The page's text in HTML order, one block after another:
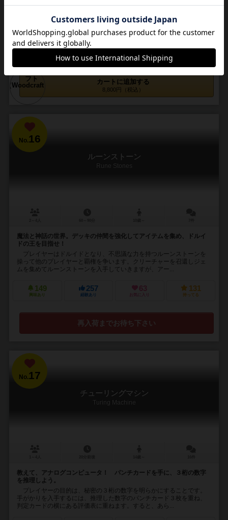
工作を楽しむ
ダイスは木材。しかし枝として植木鉢に入れ、ダイスの目を育てるこ
ともできる。 アクションは、回転するホイール内でのタイルドラフト
という珍しい形。穴から見えるミニボーナスを...
154 308
経験あり
77
お気に入り
177
カートに追加する
8,800円（税込）
No. 16
ルーンストーン
Rune Stones
魔法と神話の世界。デッキの仲間を強化してアイテムを集め、ドルイ
ドの王を目指せ！
プレイヤーはドルイドとなり、不思議な力を持つルーンストーンを
操って他のプレイヤーと覇権を争います。クリーチャーを召還しジェ
ムを集めてルーンストーンを入手していきますが、アー...
149
興味あり
257
経験あり
63
お気に入り
131
持ってる
再入荷までお待ち下さい
No.17
チューリングマシン
Turing Machine
教えて、アナログコンピュータ！ パンチカードを手に、３桁の数字
を推理しよう。
プレイヤーの目的は、秘密の３桁の数字を明らかにすることです。
手がかりを入手するには、推理した数字のパンチカード３枚を重ね、
判定カードの横にある評価表に重ねます。すると、あら...